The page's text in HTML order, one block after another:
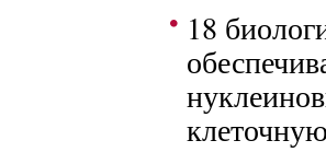
18